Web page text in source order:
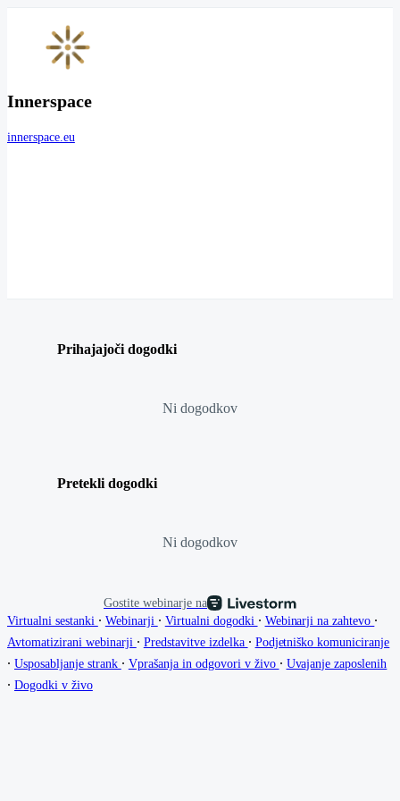
Innerspace
innerspace.eu
Prihajajoči dogodki
Ni dogodkov
Pretekli dogodki
Ni dogodkov
Gostite webinarje na
Virtualni sestanki ∙ Webinarji ∙ Virtualni dogodki ∙ Webinarji na zahtevo ∙
Avtomatizirani webinarji ∙ Predstavitve izdelka ∙ Podjetniško komuniciranje
∙ Usposabljanje strank ∙ Vprašanja in odgovori v živo ∙ Uvajanje zaposlenih
∙ Dogodki v živo